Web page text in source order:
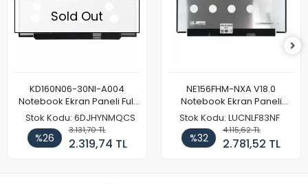
Sold Out
KD160N06-30NI-A004
Notebook Ekran Paneli Full
HD
Stok Kodu: 6DJHYNMQCS
%26
3.131,70 TL
2.319,74 TL
NE156FHM-NXA V18.0
Notebook Ekran Paneli
144Hz
Stok Kodu: LUCNLF83NF
%32
4.115,62 TL
2.781,52 TL